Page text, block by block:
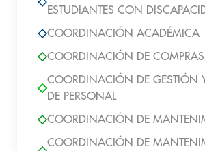
ESTUDIANTES CON
COORDINACIÓN ACADÉMICA
COORDINACIÓN DE COMPRAS
COORDINACIÓN DE GESTIÓN
DE PERSONAL
COORDINACIÓN DE
COORDINACIÓN DE